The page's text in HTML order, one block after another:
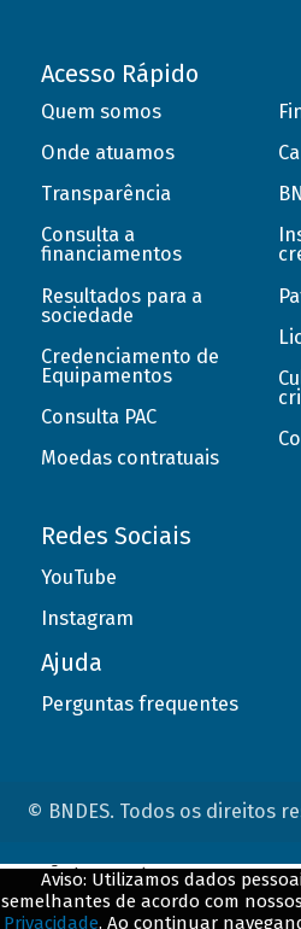
Acesso Rápido
Quem somos
Onde atuamos
Transparência
Consulta a
financiamentos
Resultados para a
sociedade
Credenciamento de
Equipamentos
Consulta PAC
Moedas contratuais
Redes Sociais
YouTube
Instagram
Ajuda
Perguntas frequentes
© BNDES. Todos os direitos
Aviso: Utilizamos dados
semelhantes de acordo com nossos
Privacidade. Ao continuar
ConteÃºdo complementar
${title}${badge}